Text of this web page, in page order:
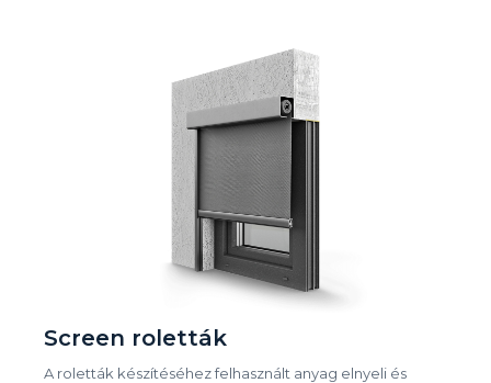
Screen roletták
A roletták készítéséhez felhasznált anyag elnyeli és